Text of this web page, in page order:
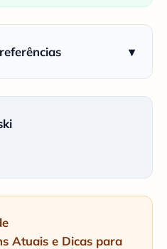
▾
Atuais e Dicas para